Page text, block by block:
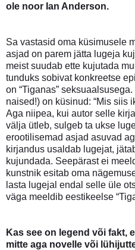
ole noor Ian Anderson.
Sa vastasid oma küsimusele
asjad on parem jätta lugeja
meist suudab ette kujutada
tunduks sobivat konkreetse
on “Tiganas”
naised!) on küsinud: “Mis siis
Aga niipea, kui autor selle
välja ütleb, sulgeb ta ukse
erootilisemad asjad asuvad
kirjandus usaldab lugejat,
kujundada. Seepärast ei
kunstnik esitab oma
lasta lugejal endal selle üle
väga meeldib eestikeelse
Kas see on legend või fakt,
mitte aga novelle või